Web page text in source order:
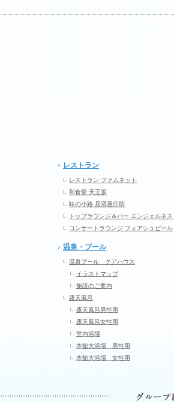
レストラン
レストラン ファムネット
和食堂 天王坂
味の小路 居酒屋庄助
トップラウンジ＆バー エンジェルネス
コンサートラウンジ フォアシュピール
温泉・プール
温泉プール クアハウス
イラストマップ
施設のご案内
露天風呂
露天風呂男性用
露天風呂女性用
室内浴場
本館大浴場 男性用
本館大浴場 女性用